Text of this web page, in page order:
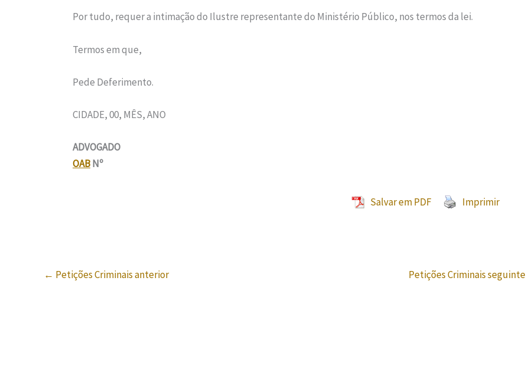
Por tudo, requer a intimação do Ilustre representante do Ministério Público, nos termos da lei.
Termos em que,
Pede Deferimento.
CIDADE, 00, MÊS, ANO
ADVOGADO
OABNº
Salvar em PDF Imprimir
← Petições Criminais anterior Petições Criminais seguinte